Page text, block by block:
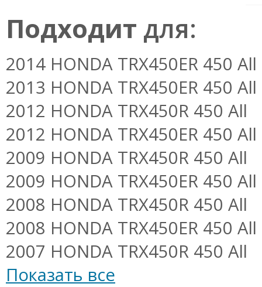
Подходит для:
2014 HONDA TRX450ER 450 All
2013 HONDA TRX450ER 450 All
2012 HONDA TRX450R 450 All
2012 HONDA TRX450ER 450 All
2009 HONDA TRX450R 450 All
2009 HONDA TRX450ER 450 All
2008 HONDA TRX450R 450 All
2008 HONDA TRX450ER 450 All
2007 HONDA TRX450R 450 All
Показать все